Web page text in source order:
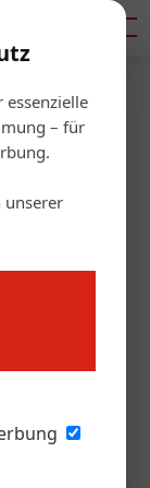
essenzielle
– für
in Innsbruck